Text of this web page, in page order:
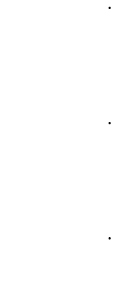
•
•
•